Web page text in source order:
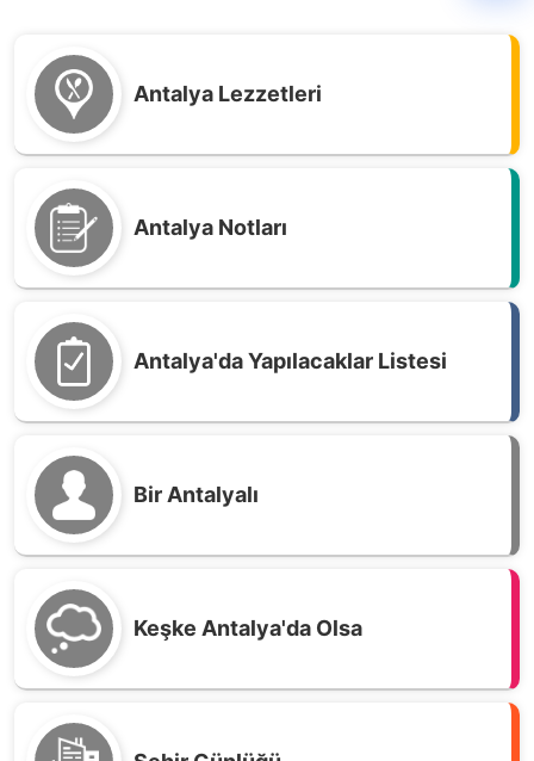
Antalya Lezzetleri
Antalya Notları
Antalya'da Yapılacaklar Listesi
Bir Antalyalı
Keşke Antalya'da Olsa